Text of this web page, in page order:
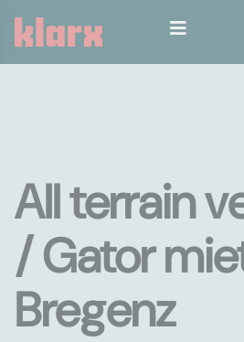
All terrain
/ Gator
Bregenz